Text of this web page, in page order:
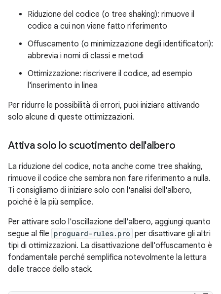
Riduzione del codice (o tree shaking): rimuove il
codice a cui non viene fatto riferimento
Offuscamento (o minimizzazione degli identificatori):
abbrevia i nomi di classi e metodi
Ottimizzazione: riscrivere il codice, ad esempio
l'inserimento in linea
Per ridurre le possibilità di errori, puoi iniziare attivando
solo alcune di queste ottimizzazioni.
Attiva solo lo scuotimento dell'albero
La riduzione del codice, nota anche come tree shaking,
rimuove il codice che sembra non fare riferimento a nulla.
Ti consigliamo di iniziare solo con l'analisi dell'albero,
poiché è la più semplice.
Per attivare solo l'oscillazione dell'albero, aggiungi quanto
segue al file proguard-rules.pro per disattivare gli altri
tipi di ottimizzazioni. La disattivazione dell'offuscamento è
fondamentale perché semplifica notevolmente la lettura
delle tracce dello stack.